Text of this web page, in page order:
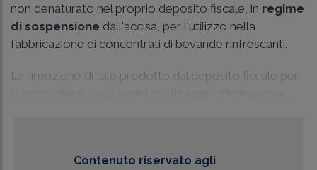
non denaturato nel proprio deposito fiscale, in regime
di sospensione dall'accisa, per l'utilizzo nella
fabbricazione di concentrati di bevande rinfrescanti.
La rimozione di tale prodotto dal deposito fiscale per
Contenuto riservato agli